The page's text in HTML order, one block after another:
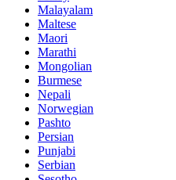
Malayalam
Maltese
Maori
Marathi
Mongolian
Burmese
Nepali
Norwegian
Pashto
Persian
Punjabi
Serbian